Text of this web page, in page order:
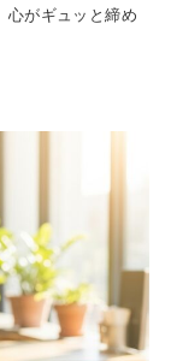
心がギュッと締め